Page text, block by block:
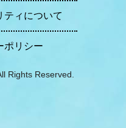
ティについて
ポリシー
Rights Reserved.